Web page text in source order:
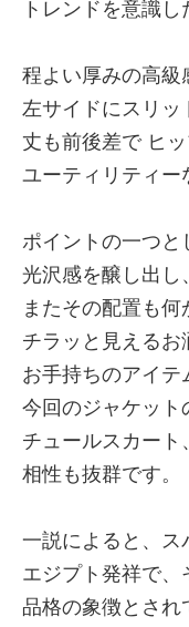
トレンドを意識し
程よい厚みの高級
左サイドにスリッ
丈も前後差で ヒ
ユーティリティー
ポイントの一つ
光沢感を醸し出し、
またその配置も何
チラッと見えるお
お手持ちのアイテ
今回のジャケット
チュールスカー
相性も抜群です。
一説によると、ス
エジプト発祥で、
品格の象徴とされ